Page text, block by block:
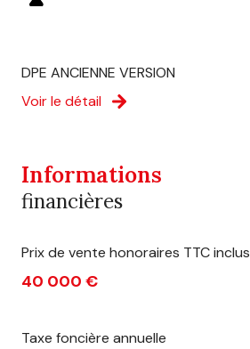
DPE ANCIENNE VERSION
Voir le détail
Informations
financières
Prix de vente honoraires TTC inclus
40 000 €
Taxe foncière annuelle